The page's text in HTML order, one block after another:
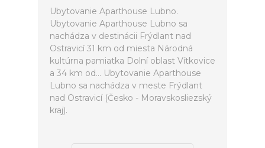
Ubytovanie Aparthouse Lubno.
Ubytovanie Aparthouse Lubno sa
nachádza v destinácii Frýdlant nad
Ostravicí 31 km od miesta Národná
kultúrna pamiatka Dolní oblast Vítkovice
a 34 km od... Ubytovanie Aparthouse
Lubno sa nachádza v meste Frýdlant
nad Ostravicí (Česko - Moravskosliezský
kraj).